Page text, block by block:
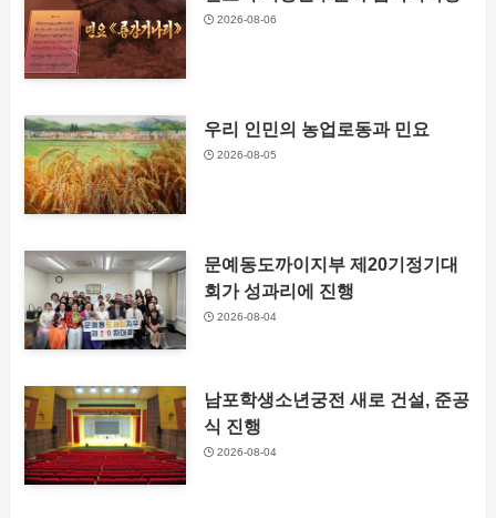
2026-08-06
우리 인민의 농업로동과 민요
2026-08-05
문예동도까이지부 제20기정기대
회가 성과리에 진행
2026-08-04
남포학생소년궁전 새로 건설, 준공
식 진행
2026-08-04